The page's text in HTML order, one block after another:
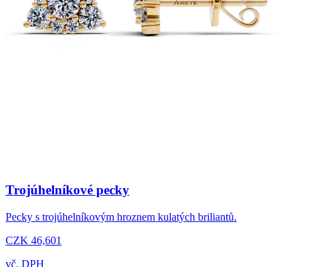
Trojúhelníkové pecky
Pecky s trojúhelníkovým hroznem kulatých briliantů.
CZK 46,601
vč. DPH